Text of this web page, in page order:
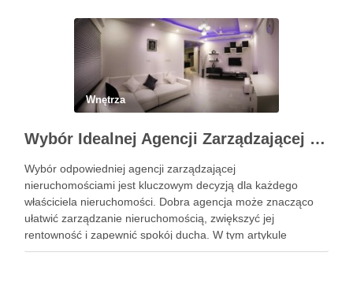
Wnętrza
Wybór Idealnej Agencji Zarządzającej Nieruchomościami: Kompleksowy Przewodnik
Wybór odpowiedniej agencji zarządzającej
nieruchomościami jest kluczowym decyzją dla każdego
właściciela nieruchomości. Dobra agencja może znacząco
ułatwić zarządzanie nieruchomością, zwiększyć jej
rentowność i zapewnić spokój ducha. W tym artykule
przedstawimy, jak wybrać najlepszą agencję, szczególnie w